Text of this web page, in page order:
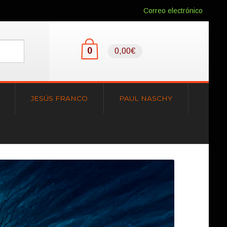
Correo electrónico
0 0,00€
JESÚS FRANCO PAUL NASCHY